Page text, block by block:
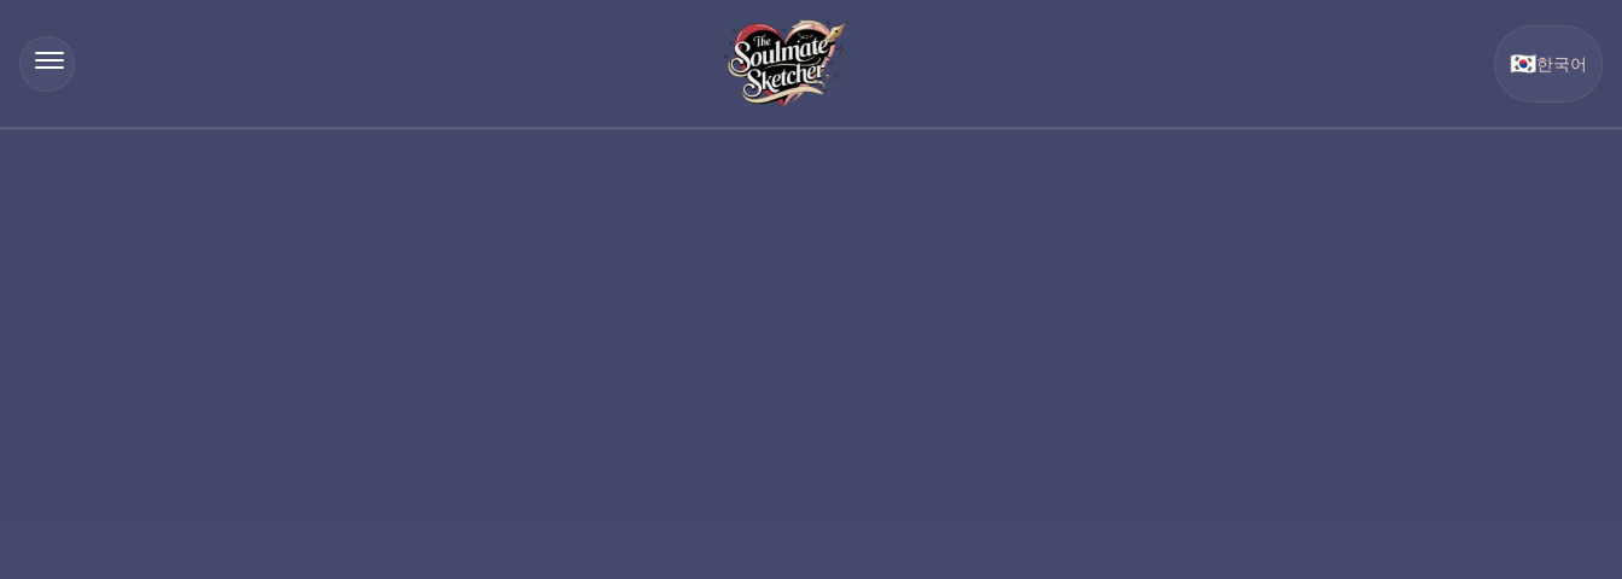
🇰🇷한국어